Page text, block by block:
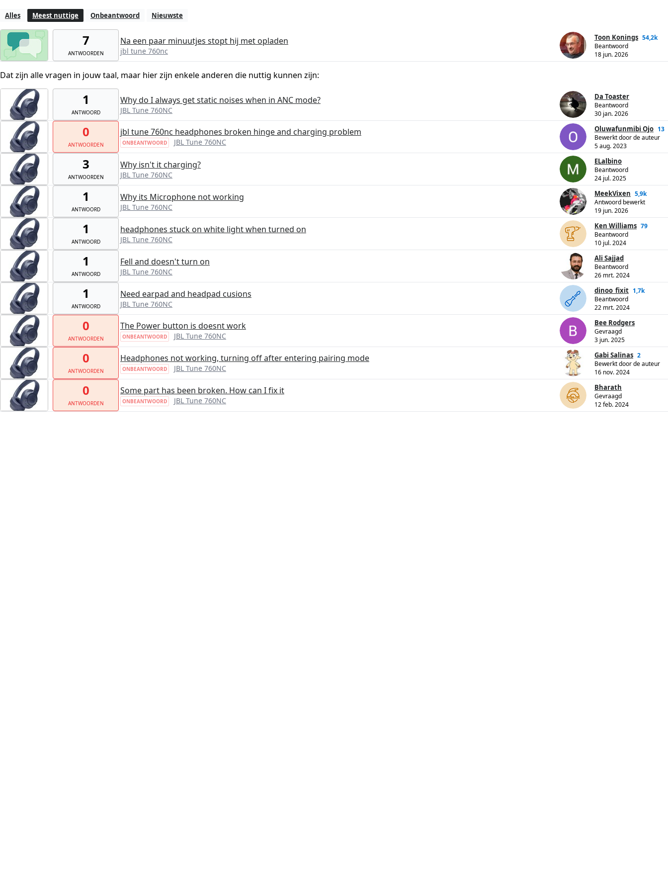
Alles Meest nuttige Onbeantwoord Nieuwste
7
ANTWOORDEN
Na een paar minuutjes stopt hij met opladen
jbl tune 760nc
Toon Konings 54,2k
Beantwoord
18 jun. 2026
Dat zijn alle vragen in jouw taal, maar hier zijn enkele anderen die nuttig kunnen zijn:
1
ANTWOORD
Why do I always get static noises when in ANC mode?
JBL Tune 760NC
Da Toaster
Beantwoord
30 jan. 2026
0
ANTWOORDEN
jbl tune 760nc headphones broken hinge and charging problem
ONBEANTWOORD JBL Tune 760NC
Oluwafunmibi Ojo 13
Bewerkt door de auteur
5 aug. 2023
3
ANTWOORDEN
Why isn't it charging?
JBL Tune 760NC
ELalbino
Beantwoord
24 jul. 2025
1
ANTWOORD
Why its Microphone not working
JBL Tune 760NC
MeekVixen 5,9k
Antwoord bewerkt
19 jun. 2026
1
ANTWOORD
headphones stuck on white light when turned on
JBL Tune 760NC
Ken Williams 79
Beantwoord
10 jul. 2024
1
ANTWOORD
Fell and doesn't turn on
JBL Tune 760NC
Ali Sajjad
Beantwoord
26 mrt. 2024
1
ANTWOORD
Need earpad and headpad cusions
JBL Tune 760NC
dinoo_fixit 1,7k
Beantwoord
22 mrt. 2024
0
ANTWOORDEN
The Power button is doesnt work
ONBEANTWOORD JBL Tune 760NC
Bee Rodgers
Gevraagd
3 jun. 2025
0
ANTWOORDEN
Headphones not working, turning off after entering pairing mode
ONBEANTWOORD JBL Tune 760NC
Gabi Salinas 2
Bewerkt door de auteur
16 nov. 2024
0
ANTWOORDEN
Some part has been broken. How can I fix it
ONBEANTWOORD JBL Tune 760NC
Bharath
Gevraagd
12 feb. 2024